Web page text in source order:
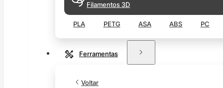
Filamentos 3D
PLA PETG ASA ABS PC
Ferramentas
Voltar